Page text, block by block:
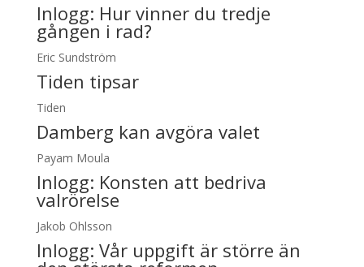
Inlogg: Hur vinner du tredje
gången i rad?
Eric Sundström
Tiden tipsar
Tiden
Damberg kan avgöra valet
Payam Moula
Inlogg: Konsten att bedriva
valrörelse
Jakob Ohlsson
Inlogg: Vår uppgift är större än